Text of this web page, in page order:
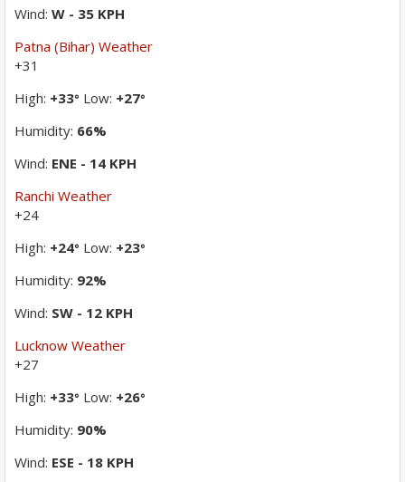
Wind: W - 35 KPH
Patna (Bihar) Weather
+31
High: +33° Low: +27°
Humidity: 66%
Wind: ENE - 14 KPH
Ranchi Weather
+24
High: +24° Low: +23°
Humidity: 92%
Wind: SW - 12 KPH
Lucknow Weather
+27
High: +33° Low: +26°
Humidity: 90%
Wind: ESE - 18 KPH